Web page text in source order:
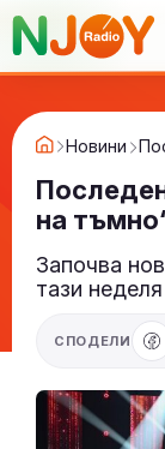
Новини
на
Започва
тази
СПОДЕЛИ